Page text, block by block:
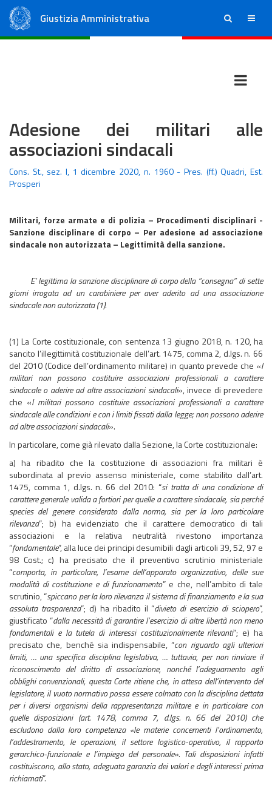
Giustizia Amministrativa ricerca menu
Adesione dei militari alle
associazioni sindacali
Cons. St., sez. I, 1 dicembre 2020, n. 1960 - Pres. (ff.) Quadri, Est.
Prosperi
Militari, forze armate e di polizia – Procedimenti disciplinari -
Sanzione disciplinare di corpo – Per adesione ad associazione
sindacale non autorizzata – Legittimità della sanzione.
E’ legittima la sanzione disciplinare di corpo della “consegna” di sette
giorni irrogata ad un carabiniere per aver aderito ad una associazione
sindacale non autorizzata (1).
(1) La Corte costituzionale, con sentenza 13 giugno 2018, n. 120, ha
sancito l’illegittimità costituzionale dell’art. 1475, comma 2, d.lgs. n. 66
del 2010 (Codice dell’ordinamento militare) in quanto prevede che «I
militari non possono costituire associazioni professionali a carattere
sindacale o aderire ad altre associazioni sindacali», invece di prevedere
che «I militari possono costituire associazioni professionali a carattere
sindacale alle condizioni e con i limiti fissati dalla legge; non possono aderire
ad altre associazioni sindacali».
In particolare, come già rilevato dalla Sezione, la Corte costituzionale:
a) ha ribadito che la costituzione di associazioni fra militari è
subordinata al previo assenso ministeriale, come stabilito dall’art.
1475, comma 1, d.lgs. n. 66 del 2010: “si tratta di una condizione di
carattere generale valida a fortiori per quelle a carattere sindacale, sia perché
species del genere considerato dalla norma, sia per la loro particolare
rilevanza”; b) ha evidenziato che il carattere democratico di tali
associazioni e la relativa neutralità rivestono importanza
“fondamentale”, alla luce dei principi desumibili dagli articoli 39, 52, 97 e
98 Cost.; c) ha precisato che il preventivo scrutinio ministeriale
“comporta, in particolare, l’esame dell’apparato organizzativo, delle sue
modalità di costituzione e di funzionamento” e che, nell’ambito di tale
scrutinio, “spiccano per la loro rilevanza il sistema di finanziamento e la sua
assoluta trasparenza”; d) ha ribadito il “divieto di esercizio di sciopero”,
giustificato “dalla necessità di garantire l’esercizio di altre libertà non meno
fondamentali e la tutela di interessi costituzionalmente rilevanti”; e) ha
precisato che, benché sia indispensabile, “con riguardo agli ulteriori
limiti, … una specifica disciplina legislativa, … tuttavia, per non rinviare il
riconoscimento del diritto di associazione, nonché l’adeguamento agli
obblighi convenzionali, questa Corte ritiene che, in attesa dell’intervento del
legislatore, il vuoto normativo possa essere colmato con la disciplina dettata
per i diversi organismi della rappresentanza militare e in particolare con
quelle disposizioni (art. 1478, comma 7, d.lgs. n. 66 del 2010) che
escludono dalla loro competenza «le materie concernenti l’ordinamento,
l’addestramento, le operazioni, il settore logistico-operativo, il rapporto
gerarchico-funzionale e l’impiego del personale». Tali disposizioni infatti
costituiscono, allo stato, adeguata garanzia dei valori e degli interessi prima
richiamati”.